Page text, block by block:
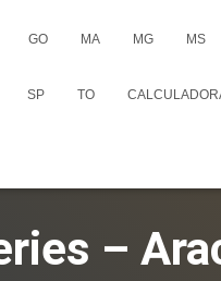
GO MA MG MS
SP TO
–